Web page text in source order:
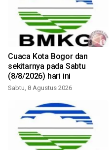
Cuaca Kota Bogor dan
sekitarnya pada Sabtu
(8/8/2026) hari ini
Sabtu, 8 Agustus 2026